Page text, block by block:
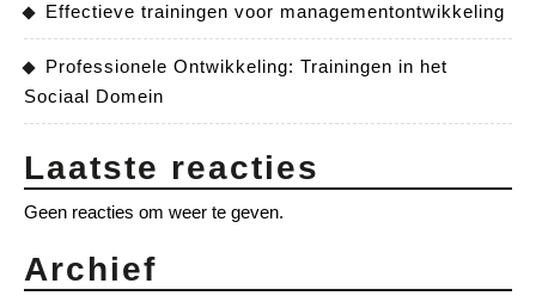
Effectieve trainingen voor managementontwikkeling
Professionele Ontwikkeling: Trainingen in het
Sociaal Domein
Laatste reacties
Geen reacties om weer te geven.
Archief